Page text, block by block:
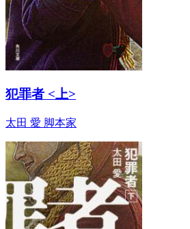
犯罪者 <上>
太田 愛 脚本家